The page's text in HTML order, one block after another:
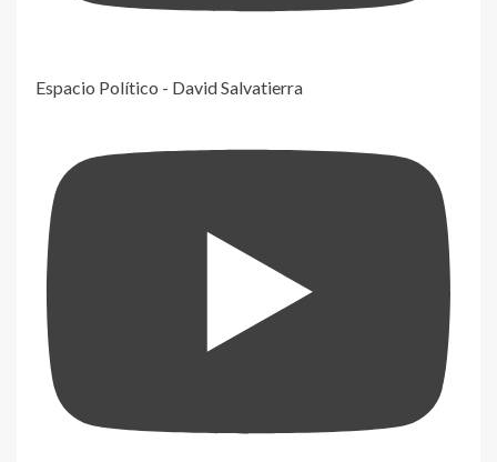
Espacio Político - David Salvatierra